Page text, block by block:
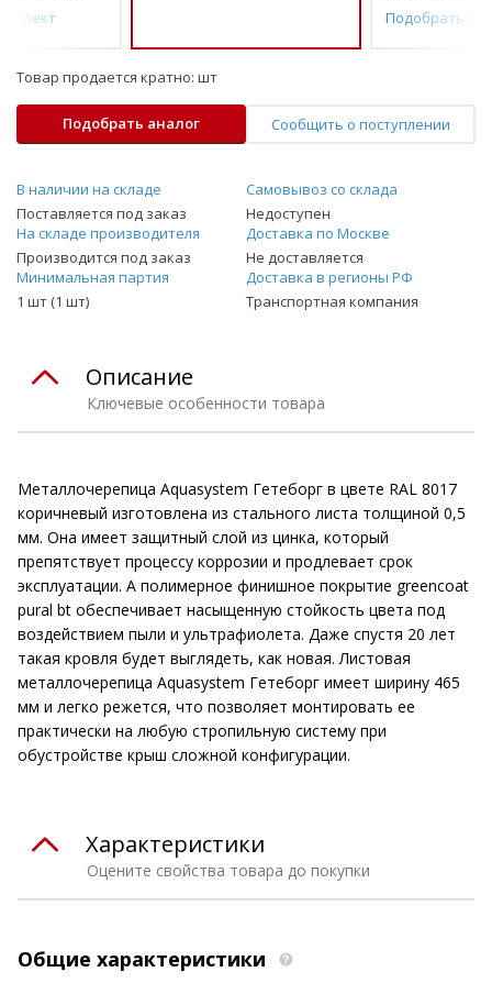
Подобрать
Товар продается кратно: шт
Подобрать аналог Сообщить о поступлении
В наличии на складе
Поставляется под заказ
Самовывоз со склада
Недоступен
На складе производителя
Производится под заказ
Доставка по Москве
Не доставляется
Минимальная партия
1 шт (1 шт)
Доставка в регионы РФ
Транспортная компания
Ключевые особенности товара
Описание
Металлочерепица Aquasystem Гетеборг в цвете RAL 8017
коричневый изготовлена из стального листа толщиной 0,5
мм. Она имеет защитный слой из цинка, который
препятствует процессу коррозии и продлевает срок
эксплуатации. А полимерное финишное покрытие greencoat
pural bt обеспечивает насыщенную стойкость цвета под
воздействием пыли и ультрафиолета. Даже спустя 20 лет
такая кровля будет выглядеть, как новая. Листовая
металлочерепица Aquasystem Гетеборг имеет ширину 465
мм и легко режется, что позволяет монтировать ее
практически на любую стропильную систему при
обустройстве крыш сложной конфигурации.
Оцените свойства товара до покупки
Характеристики
Общие характеристики